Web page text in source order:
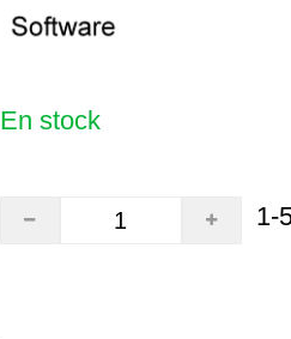
En stock
1-